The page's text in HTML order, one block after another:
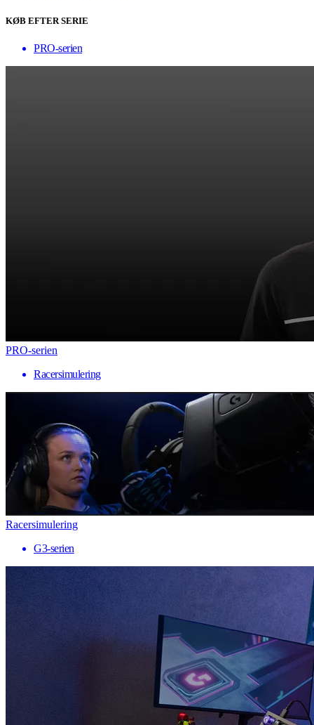
KØB EFTER SERIE
PRO-serien
PRO-serien
Racersimulering
Racersimulering
G3-serien